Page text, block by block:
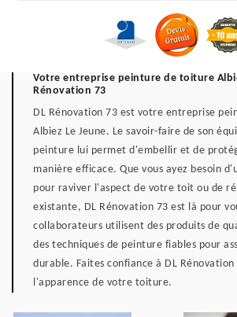
Votre entreprise peinture de toiture
Rénovation 73
DL Rénovation 73 est votre entreprise
Albiez Le Jeune. Le savoir-faire de son
peinture lui permet d'embellir et de
manière efficace. Que vous ayez besoin
pour raviver l'aspect de votre toit ou de
existante, DL Rénovation 73 est là pour
collaborateurs utilisent des produits de
des techniques de peinture fiables pour
durable. Faites confiance à DL
l'apparence de votre toiture.